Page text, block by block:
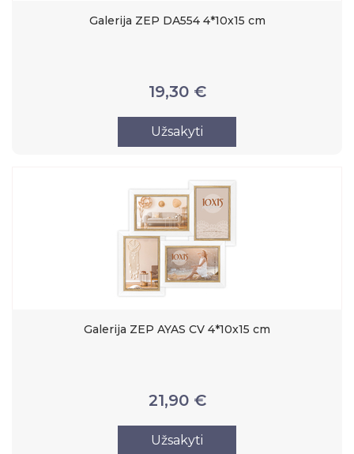
Galerija ZEP DA554 4*10x15 cm
19,30 €
Užsakyti
Galerija ZEP AYAS CV 4*10x15 cm
21,90 €
Užsakyti